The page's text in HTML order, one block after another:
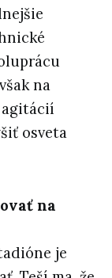
na
agitácií
osveta
na
je